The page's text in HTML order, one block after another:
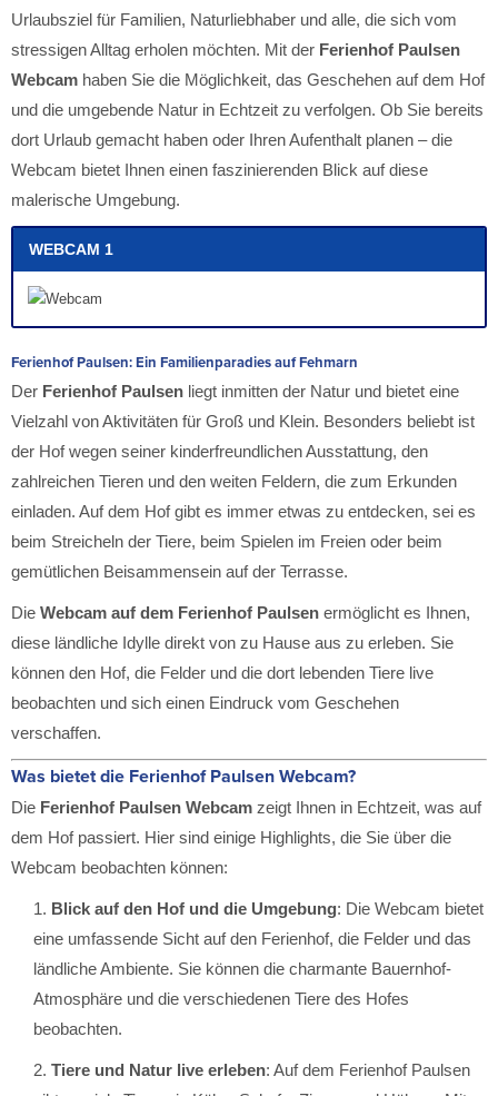
Urlaubsziel für Familien, Naturliebhaber und alle, die sich vom
stressigen Alltag erholen möchten. Mit der Ferienhof Paulsen
Webcam haben Sie die Möglichkeit, das Geschehen auf dem Hof
und die umgebende Natur in Echtzeit zu verfolgen. Ob Sie bereits
dort Urlaub gemacht haben oder Ihren Aufenthalt planen – die
Webcam bietet Ihnen einen faszinierenden Blick auf diese
malerische Umgebung.
WEBCAM 1
Ferienhof Paulsen: Ein Familienparadies auf Fehmarn
Der Ferienhof Paulsen liegt inmitten der Natur und bietet eine
Vielzahl von Aktivitäten für Groß und Klein. Besonders beliebt ist
der Hof wegen seiner kinderfreundlichen Ausstattung, den
zahlreichen Tieren und den weiten Feldern, die zum Erkunden
einladen. Auf dem Hof gibt es immer etwas zu entdecken, sei es
beim Streicheln der Tiere, beim Spielen im Freien oder beim
gemütlichen Beisammensein auf der Terrasse.
Die Webcam auf dem Ferienhof Paulsen ermöglicht es Ihnen,
diese ländliche Idylle direkt von zu Hause aus zu erleben. Sie
können den Hof, die Felder und die dort lebenden Tiere live
beobachten und sich einen Eindruck vom Geschehen
verschaffen.
Was bietet die Ferienhof Paulsen Webcam?
Die Ferienhof Paulsen Webcam zeigt Ihnen in Echtzeit, was auf
dem Hof passiert. Hier sind einige Highlights, die Sie über die
Webcam beobachten können:
Blick auf den Hof und die Umgebung: Die Webcam bietet
eine umfassende Sicht auf den Ferienhof, die Felder und das
ländliche Ambiente. Sie können die charmante Bauernhof-
Atmosphäre und die verschiedenen Tiere des Hofes
beobachten.
Tiere und Natur live erleben: Auf dem Ferienhof Paulsen